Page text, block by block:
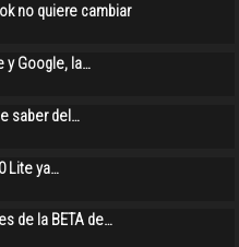
no quiere cambiar
y Google, la…
saber del…
Lite ya…
de la BETA de…